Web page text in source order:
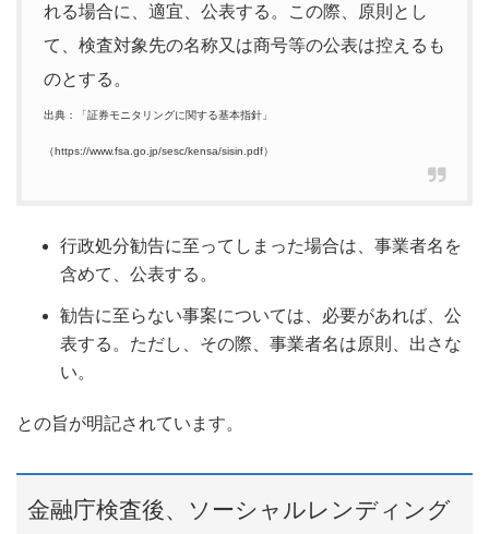
れる場合に、適宜、公表する。この際、原則とし
て、検査対象先の名称又は商号等の公表は控えるも
のとする。
出典：「証券モニタリングに関する基本指針」
（https://www.fsa.go.jp/sesc/kensa/sisin.pdf）
行政処分勧告に至ってしまった場合は、事業者名を
含めて、公表する。
勧告に至らない事案については、必要があれば、公
表する。ただし、その際、事業者名は原則、出さな
い。
との旨が明記されています。
金融庁検査後、ソーシャルレンディング